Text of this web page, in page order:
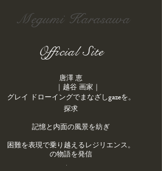
Megumi Karasawa
Official Site
唐澤 恵
｜越谷 画家｜
。​グレイ ドローイングでまなざし
gazeを
探求
記憶と内面の風景を紡ぎ
。困難を表現で乗り越えるレジリエンス
の物語を発信
.